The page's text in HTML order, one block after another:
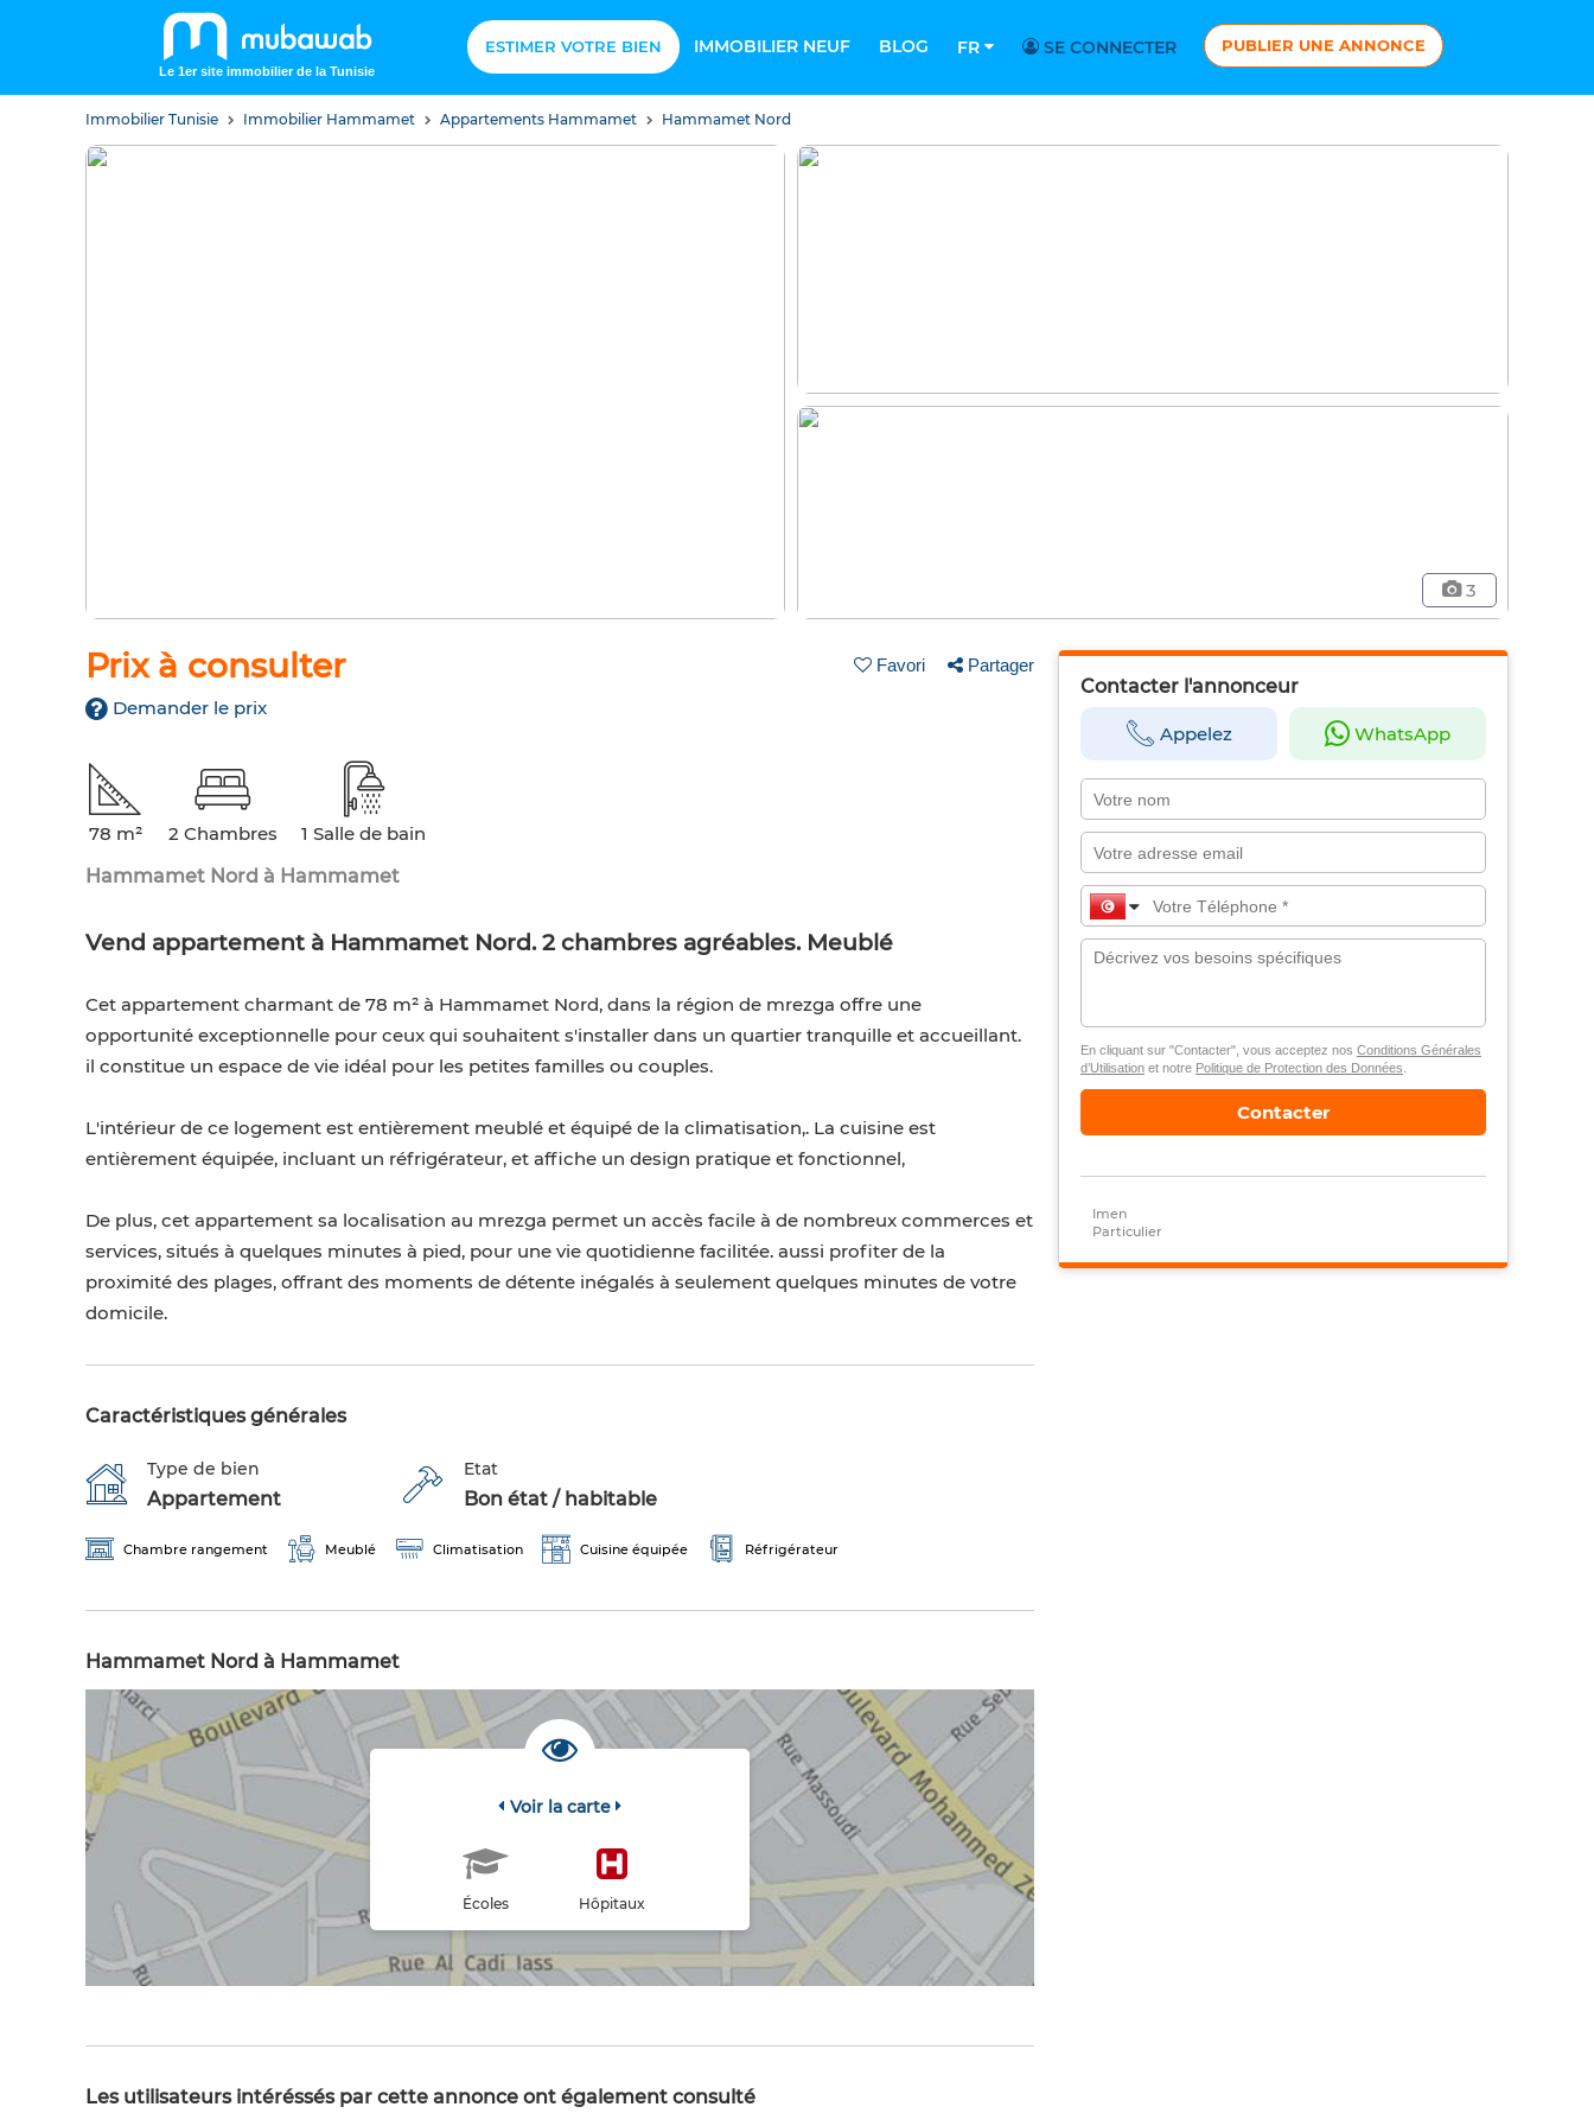
Le 1er site immobilier de la Tunisie
ESTIMER VOTRE BIEN IMMOBILIER NEUF BLOG FR SE CONNECTER PUBLIER UNE ANNONCE
Immobilier Tunisie Immobilier Hammamet Appartements Hammamet Hammamet Nord
3
Prix à consulter Favori Partager
Demander le prix
78 m² 2 Chambres
1 Salle de bain
Hammamet Nord à Hammamet
Vend appartement à Hammamet Nord. 2 chambres agréables. Meublé
Cet appartement charmant de 78 m² à Hammamet Nord, dans la région de mrezga offre une
opportunité exceptionnelle pour ceux qui souhaitent s'installer dans un quartier tranquille et accueillant.
il constitue un espace de vie idéal pour les petites familles ou couples.
L'intérieur de ce logement est entièrement meublé et équipé de la climatisation,. La cuisine est
entièrement équipée, incluant un réfrigérateur, et affiche un design pratique et fonctionnel,
De plus, cet appartement sa localisation au mrezga permet un accès facile à de nombreux commerces et
services, situés à quelques minutes à pied, pour une vie quotidienne facilitée. aussi profiter de la
proximité des plages, offrant des moments de détente inégalés à seulement quelques minutes de votre
domicile.
Caractéristiques générales
Type de bien
Appartement
Etat
Bon état / habitable
Chambre rangement Meublé Climatisation Cuisine équipée Réfrigérateur
Hammamet Nord à Hammamet
Voir la carte
Écoles Hôpitaux
Les utilisateurs intéréssés par cette annonce ont également consulté
Contacter l'annonceur
Appelez WhatsApp
En cliquant sur "Contacter", vous acceptez nos Conditions Générales
d’Utilisationet notre Politique de Protection des Données
Contacter
Imen
Particulier